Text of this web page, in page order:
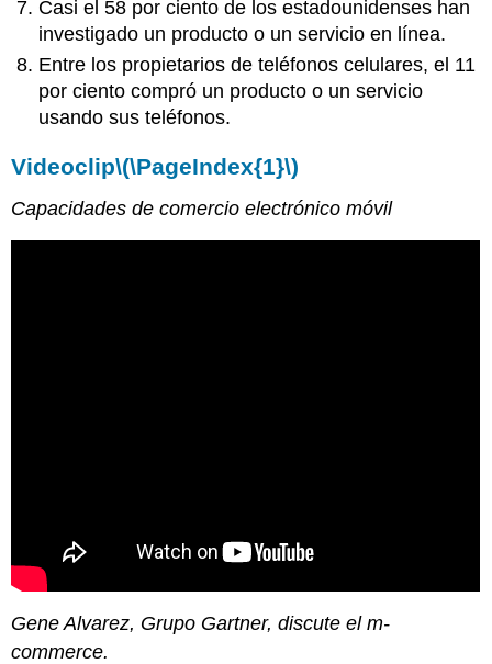
Casi el 58 por ciento de los estadounidenses han
investigado un producto o un servicio en línea.
Entre los propietarios de teléfonos celulares, el 11
por ciento compró un producto o un servicio
usando sus teléfonos.
Videoclip\(\PageIndex{1}\)
Capacidades de comercio electrónico móvil
Gene Alvarez, Grupo Gartner, discute el m-
commerce.